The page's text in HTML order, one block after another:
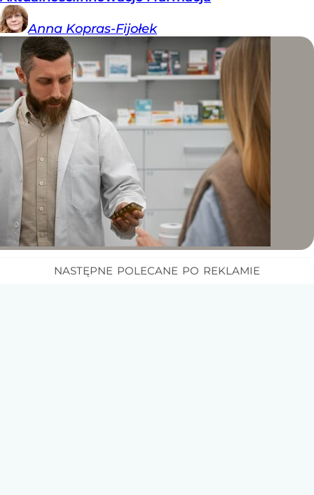
Anna Kopras-Fijołek